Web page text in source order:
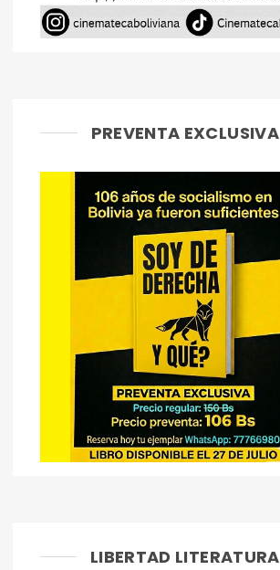
PREVENTA EXCLUSIVA
LIBERTAD LITERATURA